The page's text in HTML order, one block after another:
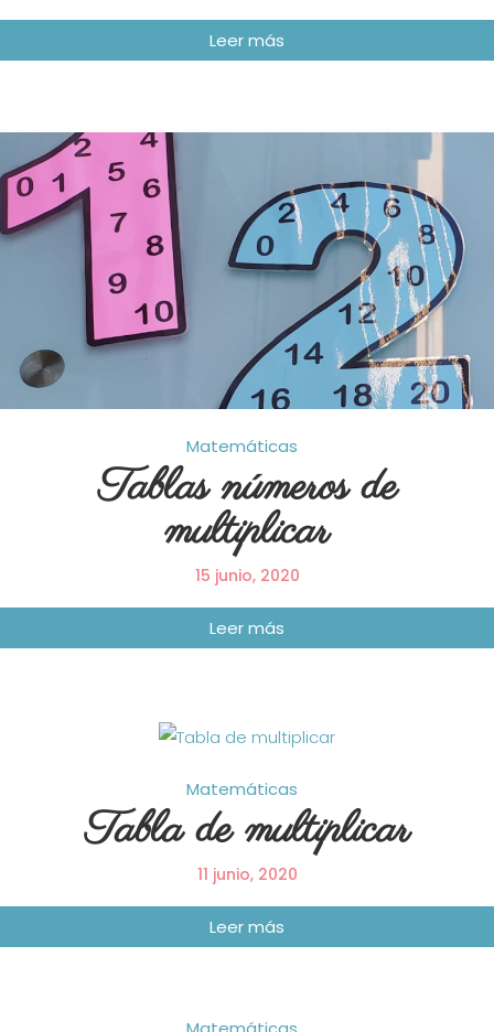
Matemáticas
Tablas números de
multiplicar
15 junio, 2020
Matemáticas
Tabla de multiplicar
11 junio, 2020